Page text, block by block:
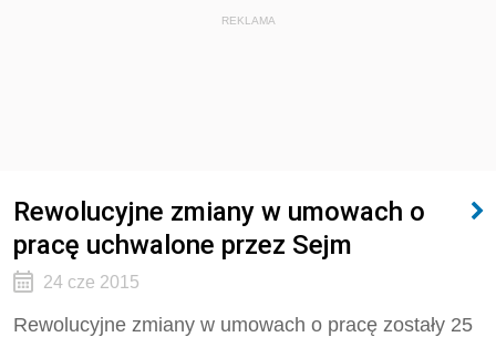
REKLAMA
Rewolucyjne zmiany w umowach o
pracę uchwalone przez Sejm
24 cze 2015
Rewolucyjne zmiany w umowach o pracę zostały 25